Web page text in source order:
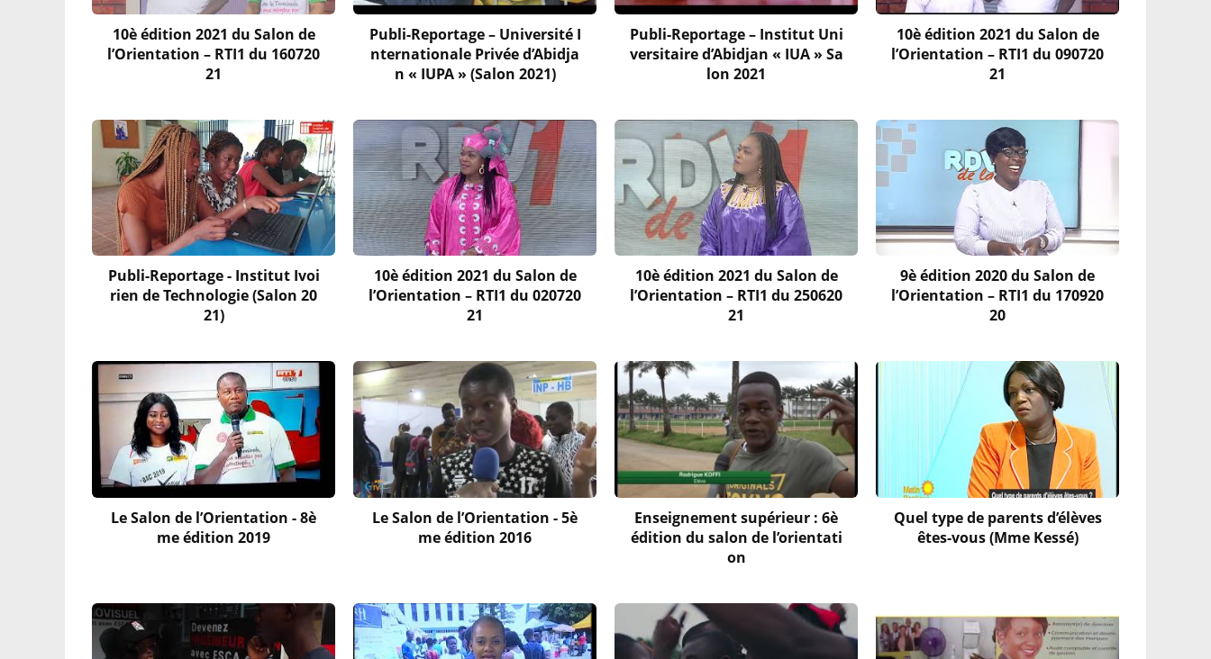
10è édition 2021 du Salon de
l’Orientation – RTI1 du 160720
21
Publi-Reportage – Université I
nternationale Privée d’Abidja
n « IUPA » (Salon 2021)
Publi-Reportage – Institut Uni
versitaire d’Abidjan « IUA » Sa
lon 2021
10è édition 2021 du Salon de
l’Orientation – RTI1 du 090720
21
Publi-Reportage - Institut Ivoi
rien de Technologie (Salon 20
21)
10è édition 2021 du Salon de
l’Orientation – RTI1 du 020720
21
10è édition 2021 du Salon de
l’Orientation – RTI1 du 250620
21
9è édition 2020 du Salon de
l’Orientation – RTI1 du 170920
20
Le Salon de l’Orientation - 8è
me édition 2019
Le Salon de l’Orientation - 5è
me édition 2016
Enseignement supérieur : 6è
édition du salon de l’orientati
on
Quel type de parents d’élèves
êtes-vous (Mme Kessé)